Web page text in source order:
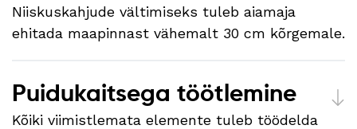
Niiskuskahjude vältimiseks tuleb aiamaja
ehitada maapinnast vähemalt 30 cm kõrgemale.
Puidukaitsega töötlemine
Kõiki viimistlemata elemente tuleb töödelda